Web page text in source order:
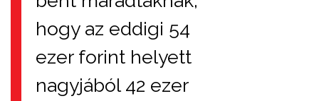
hogy az eddigi 54
ezer forint helyett
nagyjából 42 ezer